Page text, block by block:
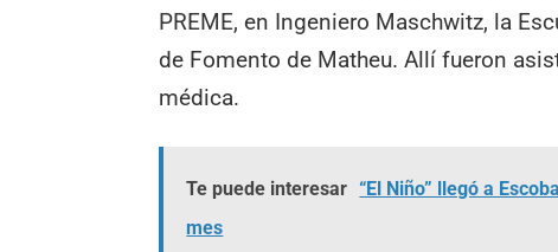
PREME, en Ingeniero Maschwitz, la
de Fomento de Matheu. Allí fueron
médica.
Te puede interesar “El Niño” llegó a
mes